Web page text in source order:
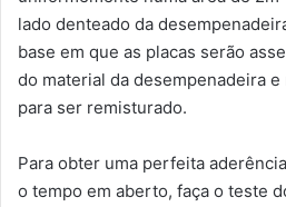
lado denteado da
base em que as placas serão
do material da desempenadeira
para ser remisturado.
Para obter uma perfeita
o tempo em aberto, faça o teste